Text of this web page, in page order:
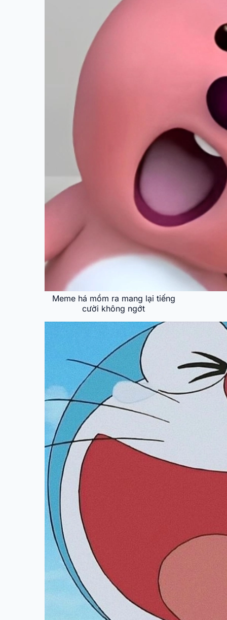
Meme há mồm ra mang lại tiếng
cười không ngớt